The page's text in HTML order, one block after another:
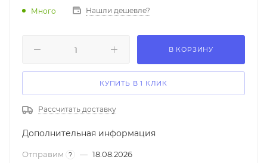
Много Нашли дешевле?
В КОРЗИНУ
КУПИТЬ В 1 КЛИК
Рассчитать доставку
Дополнительная информация
Отправим ? — 18.08.2026